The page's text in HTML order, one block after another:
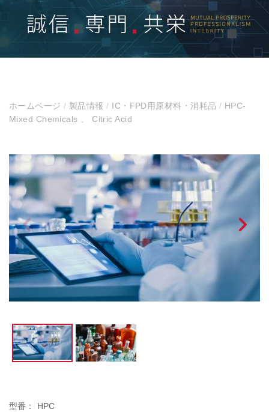
ホームページ/ 製品情報/ IC・FPD用原材料・消耗品 / HPC-
Mixed Chemicals 、 Citric Acid
型番： HPC